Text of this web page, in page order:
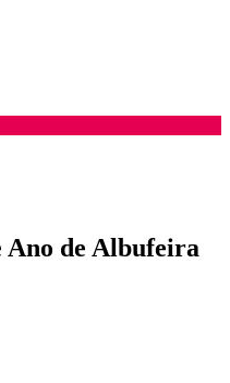
Ano de Albufeira